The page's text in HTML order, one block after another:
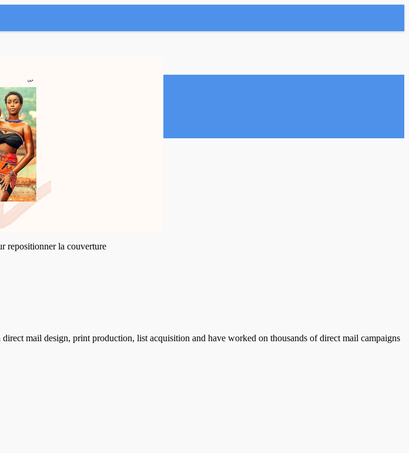
repositionner la couverture
mail design, print production, list acquisition and have worked on thousands of direct mail campaigns